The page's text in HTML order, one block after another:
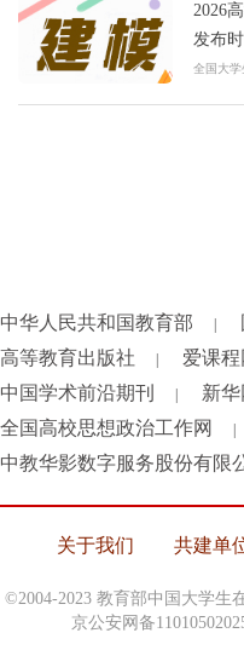
2026
发布
全国大
中华人民共和国教育部
高等教育出版社 爱课程
中国学术前沿期刊 新华
全国高校思想政治工作网
中教华影数字服务股份有限
关于我们 共建单
©2004-2023 教育部中国大学生
京公安网备